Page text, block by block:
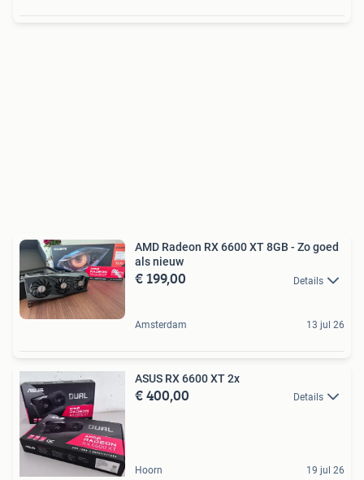
AMD Radeon RX 6600 XT 8GB - Zo goed
als nieuw
€ 199,00 Details
Amsterdam 13 jul 26
ASUS RX 6600 XT 2x
€ 400,00 Details
Hoorn 19 jul 26